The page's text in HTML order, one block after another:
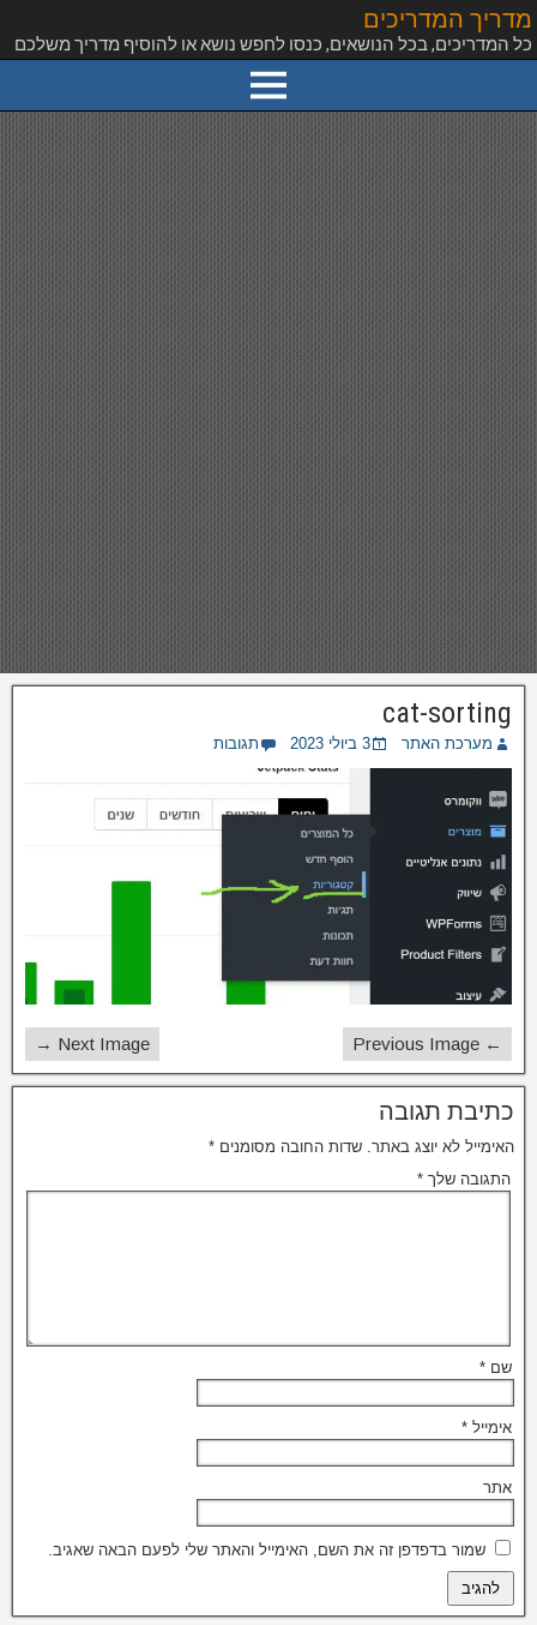
מדריך המדריכים
כל המדריכים, בכל הנושאים, כנסו לחפש נושא או להוסיף מדריך משלכם
cat-sorting
מערכת האתר 3 ביולי 2023 תגובות
← Previous Image
Next Image →
כתיבת תגובה
האימייל לא יוצג באתר. שדות החובה מסומנים *
התגובה שלך *
שם *
אימייל *
אתר
שמור בדפדפן זה את השם, האימייל והאתר שלי לפעם הבאה שאגיב.